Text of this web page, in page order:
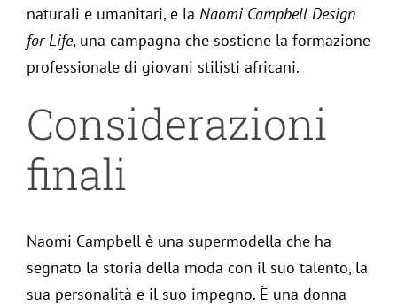
naturali e umanitari, e la Naomi Campbell Design
for Life, una campagna che sostiene la formazione
professionale di giovani stilisti africani.
Considerazioni
finali
Naomi Campbell è una supermodella che ha
segnato la storia della moda con il suo talento, la
sua personalità e il suo impegno. È una donna